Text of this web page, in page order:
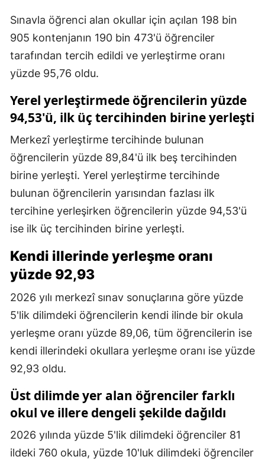
Sınavla öğrenci alan okullar için açılan 198 bin
905 kontenjanın 190 bin 473'ü öğrenciler
tarafından tercih edildi ve yerleştirme oranı
yüzde 95,76 oldu.
Yerel yerleştirmede öğrencilerin yüzde
94,53'ü, ilk üç tercihinden birine yerleşti
Merkezî yerleştirme tercihinde bulunan
öğrencilerin yüzde 89,84'ü ilk beş tercihinden
birine yerleşti. Yerel yerleştirme tercihinde
bulunan öğrencilerin yarısından fazlası ilk
tercihine yerleşirken öğrencilerin yüzde 94,53'ü
ise ilk üç tercihinden birine yerleşti.
Kendi illerinde yerleşme oranı
yüzde 92,93
2026 yılı merkezî sınav sonuçlarına göre yüzde
5'lik dilimdeki öğrencilerin kendi ilinde bir okula
yerleşme oranı yüzde 89,06, tüm öğrencilerin ise
kendi illerindeki okullara yerleşme oranı ise yüzde
92,93 oldu.
Üst dilimde yer alan öğrenciler farklı
okul ve illere dengeli şekilde dağıldı
2026 yılında yüzde 5'lik dilimdeki öğrenciler 81
ildeki 760 okula, yüzde 10'luk dilimdeki öğrenciler